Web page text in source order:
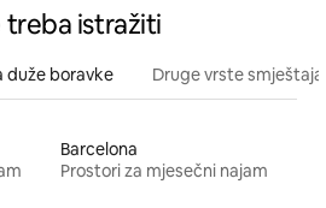
istražiti
duže boravke Druge vrste smještaja
Barcelona
Prostori za mjesečni najam